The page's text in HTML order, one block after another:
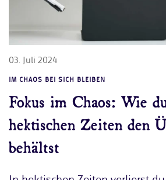
03. Juli 2024
IM CHAOS BEI SICH BLEIBEN
Fokus im Chaos: Wie
hektischen Zeiten den
behältst